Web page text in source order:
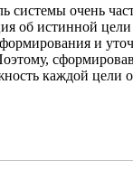
очень
об истинной
и
каждой цели